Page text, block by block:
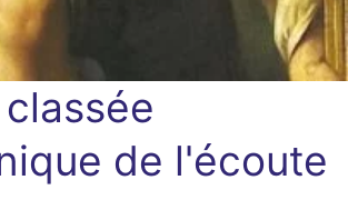
classée
de l'écoute